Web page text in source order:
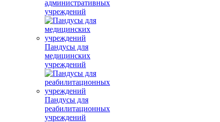
административных
учреждений
Пандусы для
медицинских
учреждений
Пандусы для
реабилитационных
учреждений